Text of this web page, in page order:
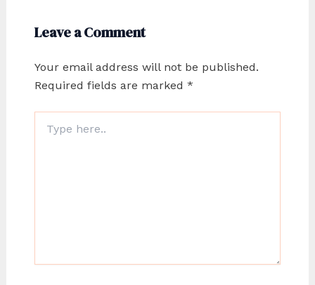
Leave a Comment
Your email address will not be published.
Required fields are marked *
here..